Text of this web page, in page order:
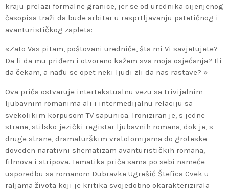
kraju prelazi formalne granice, jer se od urednika cijenjenog
časopisa traži da bude arbitar u rasprtljavanju patetičnog i
avanturističkog zapleta:
«Zato Vas pitam, poštovani uredniče, šta mi Vi savjetujete?
Da li da mu priđem i otvoreno kažem sva moja osjećanja? Ili
da čekam, a nađu se opet neki ljudi zli da nas rastave? »
Ova priča ostvaruje intertekstualnu vezu sa trivijalnim
ljubavnim romanima ali i intermedijalnu relaciju sa
svekolikim korpusom TV sapunica. Ironiziran je, s jedne
strane, stilsko-jezički registar ljubavnih romana, dok je, s
druge strane, dramaturškim vratolomijama do groteske
doveden narativni shematizam avanturističkih romana,
filmova i stripova. Tematika priča sama po sebi nameće
usporedbu sa romanom Dubravke Ugrešić Štefica Cvek u
raljama života koji je kritika svojedobno okarakterizirala